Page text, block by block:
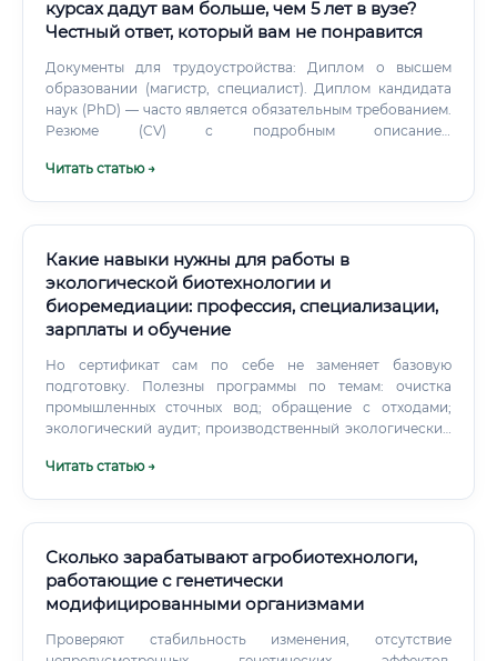
курсах дадут вам больше, чем 5 лет в вузе?
Честный ответ, который вам не понравится
Документы для трудоустройства: Диплом о высшем
образовании (магистр, специалист). Диплом кандидата
наук (PhD) — часто является обязательным требованием.
Резюме (CV) с подробным описанием
Читать статью →
Какие навыки нужны для работы в
экологической биотехнологии и
биоремедиации: профессия, специализации,
зарплаты и обучение
Но сертификат сам по себе не заменяет базовую
подготовку. Полезны программы по темам: очистка
промышленных сточных вод; обращение с отходами;
экологический аудит; производственный экологический
окружающую среду; аналитическая химия; GIS и
Читать статью →
Сколько зарабатывают агробиотехнологи,
работающие с генетически
модифицированными организмами
Проверяют стабильность изменения, отсутствие